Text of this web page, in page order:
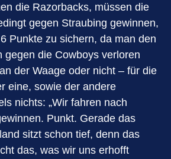
die Razorbacks, müssen die
gegen Straubing gewinnen,
Punkte zu sichern, da man den
gegen die Cowboys verloren
der Waage oder nicht – für die
eine, sowie der andere
nichts: „Wir fahren nach
Punkt. Gerade das
sitzt schon tief, denn das
das, was wir uns erhofft